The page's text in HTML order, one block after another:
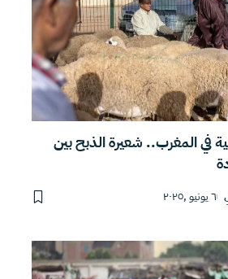
في المغرب.. شعيرة الذبح بين
٦ يونيو ,٢٠٢٥